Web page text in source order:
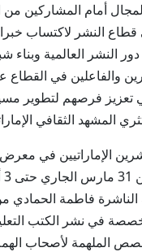
أمام المشاركين
قطاع النشر لاكتساب
النشر العالمية وبناء
والفاعلين في
تعزيز فرصهم لتطوير
المشهد الثقافي
الإماراتيين في معرض
فاطمة الحمادي
في نشر الكتب
الملهمة لأصحاب